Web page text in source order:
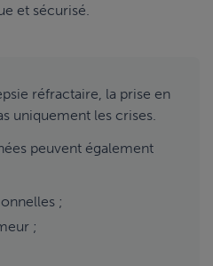
et sécurisé.
réfractaire, la prise en
uniquement les crises.
peuvent également
;
;